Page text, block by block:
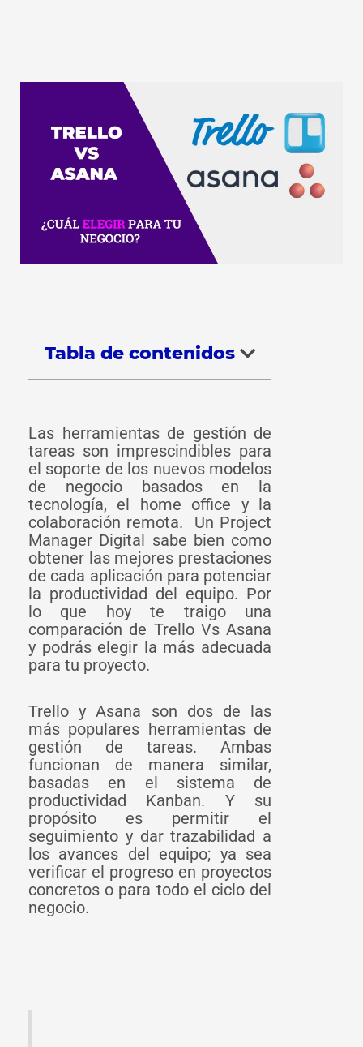
Tabla de contenidos
Las herramientas de gestión de
tareas son imprescindibles para
el soporte de los nuevos modelos
de negocio basados en la
tecnología, el home office y la
colaboración remota. Un Project
Manager Digital sabe bien como
obtener las mejores prestaciones
de cada aplicación para potenciar
la productividad del equipo. Por
lo que hoy te traigo una
comparación de Trello Vs Asana
y podrás elegir la más adecuada
para tu proyecto.
Trello y Asana son dos de las
más populares herramientas de
gestión de tareas. Ambas
funcionan de manera similar,
basadas en el sistema de
productividad Kanban. Y su
propósito es permitir el
seguimiento y dar trazabilidad a
los avances del equipo; ya sea
verificar el progreso en proyectos
concretos o para todo el ciclo del
negocio.